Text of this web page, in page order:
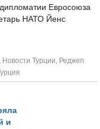
Евросоюза
НАТО Йенс
, Новости Турции, Реджеп